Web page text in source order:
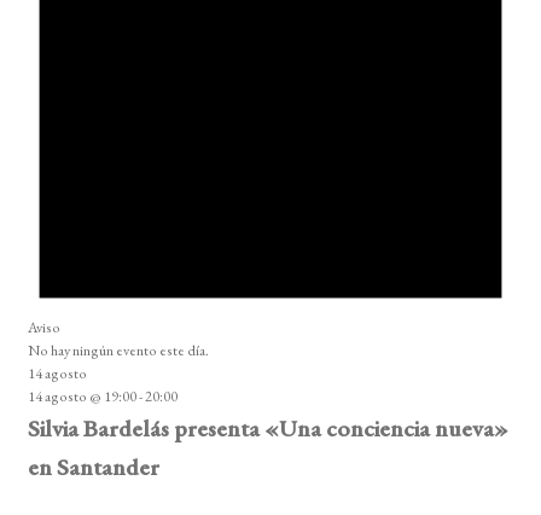
Aviso
No hay ningún evento este día.
14 agosto
14 agosto @ 19:00-20:00
Silvia Bardelás presenta «Una conciencia nueva»
en Santander